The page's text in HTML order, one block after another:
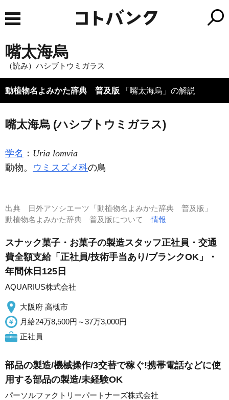
嘴太海烏
（読み）ハシブトウミガラス
動植物名よみかた辞典 普及版 「嘴太海烏」の解説
嘴太海烏 (ハシブトウミガラス)
学名 ： Uria lomvia
動物。 ウミスズメ科の鳥
出典
日外アソシエーツ「動植物名よみかた辞典 普及版」
動植物名よみかた辞典 普及版について情報
スナック菓子・お菓子の製造スタッフ正社員・交通
費全額支給「正社員/技術手当あり/ブランクOK」・
年間休日125日
AQUARIUS株式会社
大阪府 高槻市
月給24万8,500円～37万3,000円
正社員
部品の製造/機械操作/3交替で稼ぐ!携帯電話などに使
用する部品の製造/未経験OK
パーソルファクトリーパートナーズ株式会社